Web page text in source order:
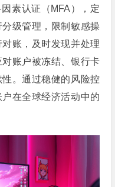
素认证（MFA），定
级管理，限制敏感操
账，及时发现并处理
账户被冻结、银行卡
。通过稳健的风险控
在全球经济活动中的